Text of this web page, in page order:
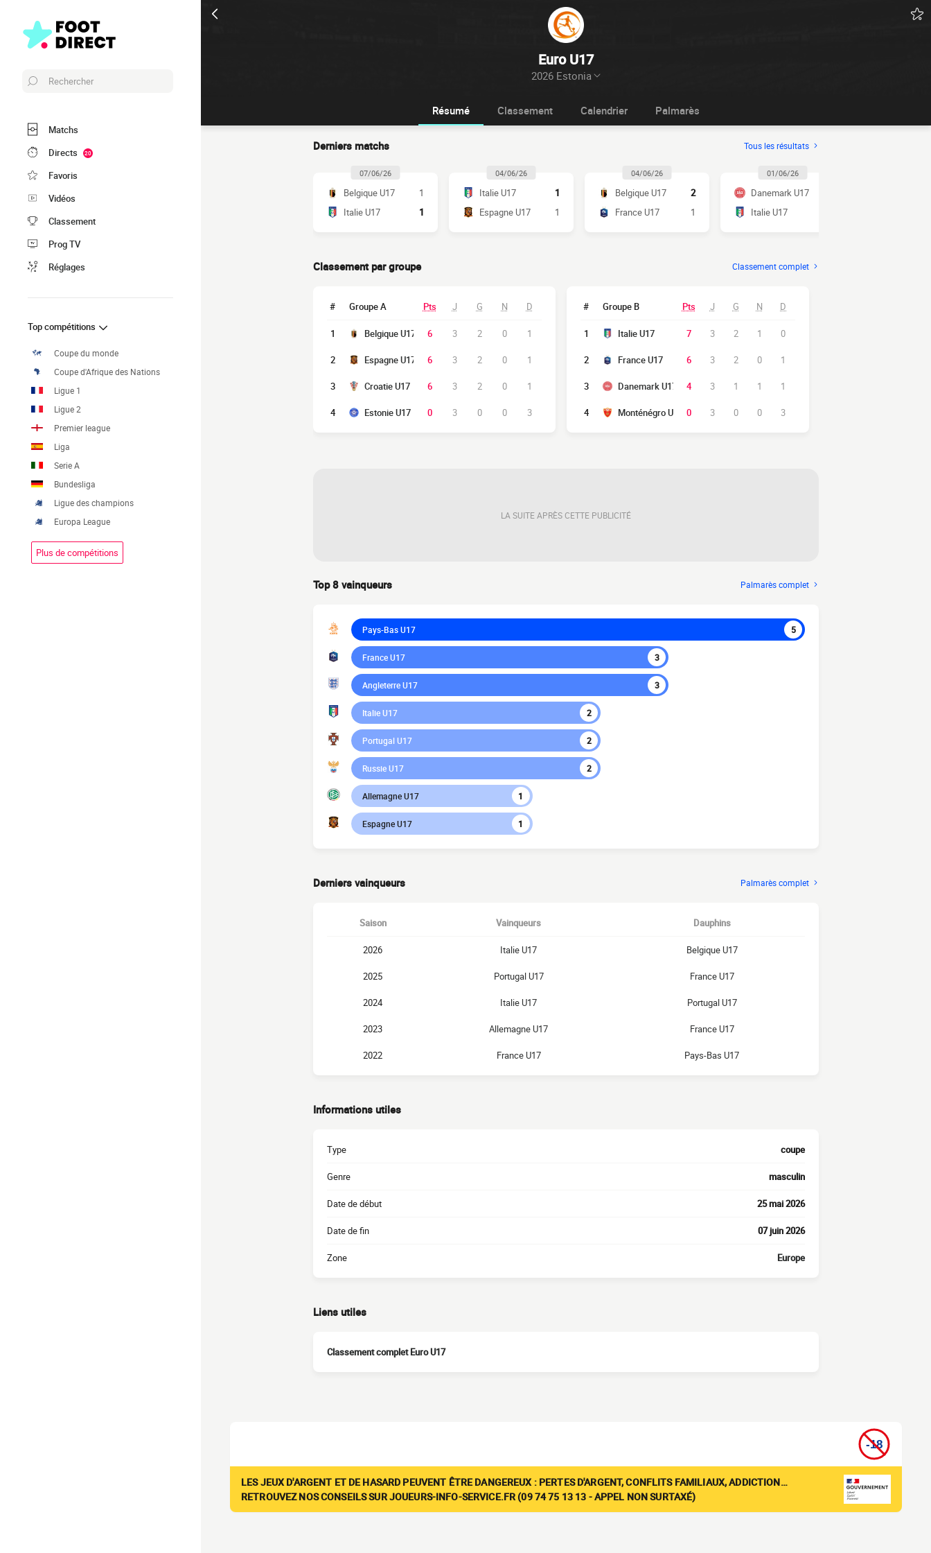
Euro U17
2026 Estonia
Rechercher
Matchs
Directs
20
Favoris
Vidéos
Classement
Prog TV
Réglages
Top compétitions
Coupe du monde
Coupe d'Afrique des Nations
Ligue 1
Ligue 2
Premier league
Liga
Serie A
Bundesliga
Ligue des champions
Europa League
Plus de compétitions
Résumé Classement Calendrier Palmarès
Derniers matchs Tous les résultats
07/06/26
Belgique U17
1
Italie U17
1
04/06/26
Italie U17
1
Espagne U17
1
04/06/26
Belgique U17
2
France U17
1
01/06/26
Danemark U17
Italie U17
Classement par groupe Classement complet
# Groupe A Pts J G N D
1 Belgique U17 6 3 2 0 1
2 Espagne U17 6 3 2 0 1
3 Croatie U17 6 3 2 0 1
4 Estonie U17 0 3 0 0 3
# Groupe B Pts J G N D
1 Italie U17 7 3 2 1 0
2 France U17 6 3 2 0 1
3 Danemark U17 4 3 1 1 1
4 Monténégro U17 0 3 0 0 3
LA SUITE APRÈS CETTE PUBLICITÉ
Top 8 vainqueurs Palmarès complet
Pays-Bas U17 5
France U17 3
Angleterre U17 3
Italie U17 2
Portugal U17 2
Russie U17 2
Allemagne U17 1
Espagne U17 1
Derniers vainqueurs Palmarès complet
Saison Vainqueurs Dauphins
2026 Italie U17 Belgique U17
2025 Portugal U17 France U17
2024 Italie U17 Portugal U17
2023 Allemagne U17 France U17
2022 France U17 Pays-Bas U17
Informations utiles
Type coupe
Genre masculin
Date de début 25 mai 2026
Date de fin 07 juin 2026
Zone Europe
Liens utiles
Classement complet Euro U17
LES JEUX D'ARGENT ET DE HASARD PEUVENT ÊTRE DANGEREUX : PERTES D'ARGENT, CONFLITS FAMILIAUX, ADDICTION…
RETROUVEZ NOS CONSEILS SUR JOUEURS-INFO-SERVICE.FR (09 74 75 13 13 - APPEL NON SURTAXÉ)